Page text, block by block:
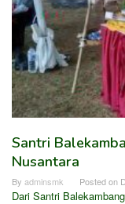
Santri
Nusantara
By adminsmk Posted on
Dari Santri